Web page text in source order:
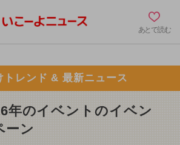
あとで読む
トレンド & 最新ニュース
年のイベントのイベン
ーン